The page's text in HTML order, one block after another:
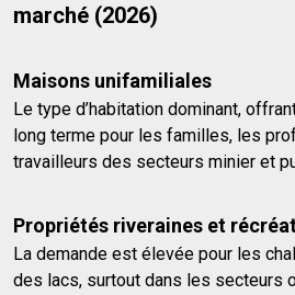
marché (2026)
Maisons unifamiliales
Le type d’habitation dominant,
long terme pour les familles, les
travailleurs des secteurs minier et
Propriétés riveraines et
La demande est élevée pour les
des lacs, surtout dans les secteurs